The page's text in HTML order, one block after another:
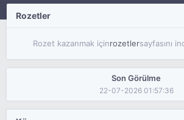
Rozetler
Rozet kazanmak içinrozetlersayfasını
Son Görülme
22-07-2026 01:57:36